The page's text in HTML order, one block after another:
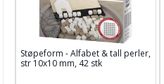
Støpeform - Alfabet & tall perler,
str 10x10 mm, 42 stk